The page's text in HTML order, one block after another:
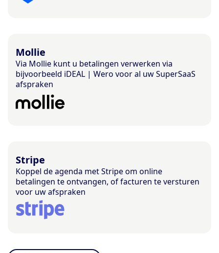
Mollie
Via Mollie kunt u betalingen verwerken via
bijvoorbeeld iDEAL | Wero voor al uw SuperSaaS
afspraken
Stripe
Koppel de agenda met Stripe om online
betalingen te ontvangen, of facturen te versturen
voor uw afspraken